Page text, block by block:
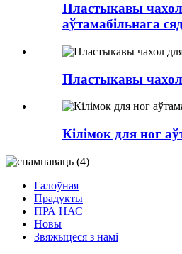
Пластыкавы
аўтамабільнага
Пластыкавы
Кілімок для ног
Галоўная
Прадукты
ПРА НАС
Новы
Звяжыцеся з намі